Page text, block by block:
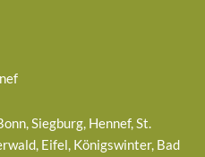
Siegburg, Hennef, St.
Eifel, Königswinter, Bad